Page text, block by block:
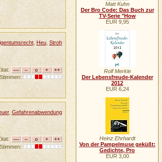
, Heu, Stroh
, Gefahrenabwendung
Matt Kuhn
Der Bro Code: Das Buch zur
TV-Serie "How
EUR 9,95
Rolf Merkle
Der Lebensfreude-Kalender
2012
EUR 6,24
Heinz Ehrhardt
Von der Pampelmuse geküßt:
Gedichte, Pro
EUR 3,00